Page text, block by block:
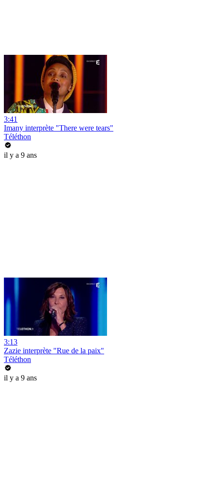
3:41
Imany interprète "There were tears"
Téléthon
il y a 9 ans
3:13
Zazie interprète "Rue de la paix"
Téléthon
il y a 9 ans